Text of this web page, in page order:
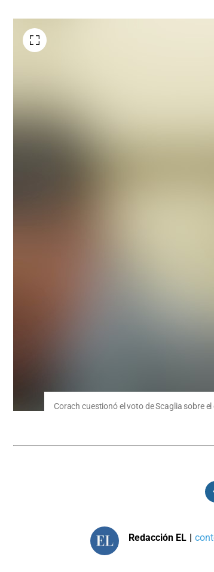
Corach cuestionó el voto de Scaglia sobre
Redacción EL |